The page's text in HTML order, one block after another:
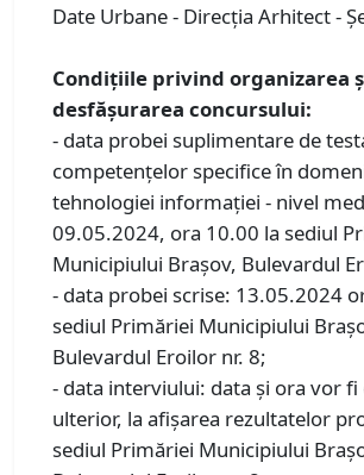
Date Urbane - Direcţia Arhitect -
Condiţiile privind organizarea
desfăşurarea concursului:
- data probei suplimentare de
competențelor specifice în
tehnologiei informației - nivel
09.05.2024, ora 10.00 la sediul
Municipiului Braşov, Bulevardul
- data probei scrise: 13.05.2024
sediul Primăriei Municipiului
Bulevardul Eroilor nr. 8;
- data interviului: data şi ora vor
ulterior, la afişarea rezultatelor
sediul Primăriei Municipiului